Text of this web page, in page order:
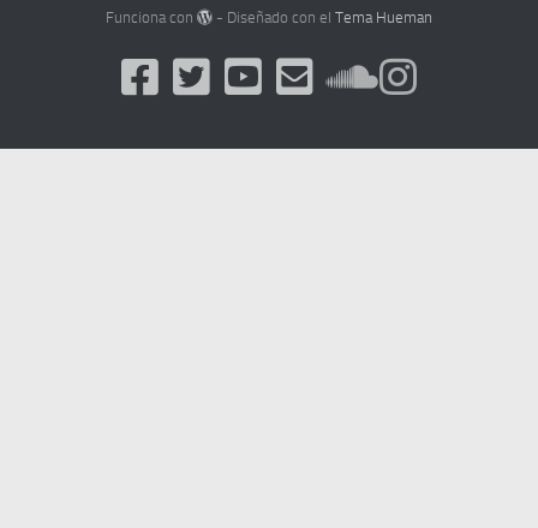
Funciona con - Diseñado con elTema Hueman